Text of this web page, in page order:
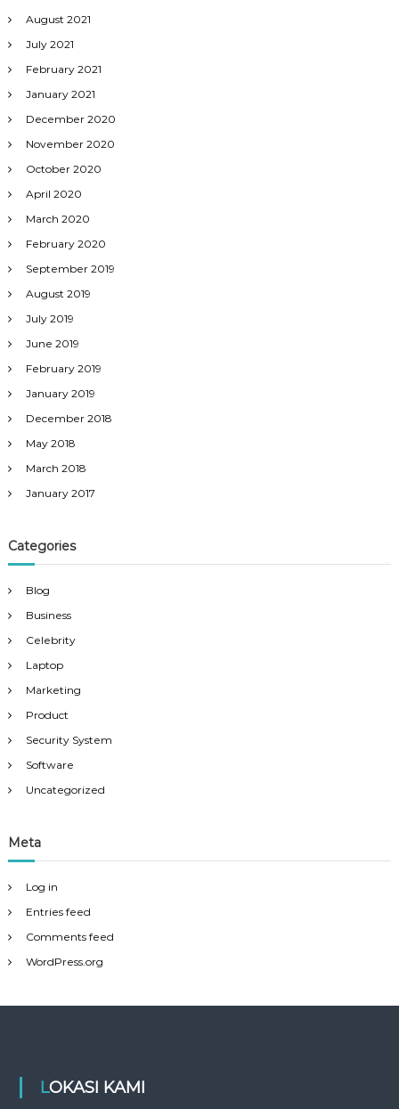
August 2021
July 2021
February 2021
January 2021
December 2020
November 2020
October 2020
April 2020
March 2020
February 2020
September 2019
August 2019
July 2019
June 2019
February 2019
January 2019
December 2018
May 2018
March 2018
January 2017
Categories
Blog
Business
Celebrity
Laptop
Marketing
Product
Security System
Software
Uncategorized
Meta
Log in
Entries feed
Comments feed
WordPress.org
LOKASI KAMI